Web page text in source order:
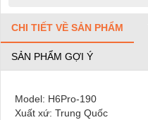
CHI TIẾT VỀ SẢN PHẨM
SẢN PHẨM GỢI Ý
Model: H6Pro-190
Xuất xứ: Trung Quốc